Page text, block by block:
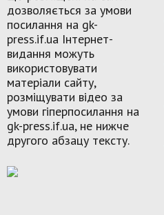
дозволяється за умови
посилання на gk-
press.if.ua Інтернет-
видання можуть
використовувати
матеріали сайту,
розміщувати відео за
умови гіперпосилання на
gk-press.if.ua, не нижче
другого абзацу тексту.